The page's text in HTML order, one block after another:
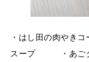
・はし田の肉やき
スープ ​・あごダ